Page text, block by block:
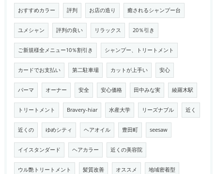
おすすめカラー 評判 お店の造り 癒されるシャンプー台
ユメシャン 評判の良い リラックス 20％引き
ご新規様全メニュー10％割引き シャンプー、トリートメント
カードでお支払い 第二駐車場 カットが上手い 安心
パーマ オーナー 安全 安心価格 田中みな実 綾羅木駅
トリートメント Bravery-hiar 水産大学 リーズナブル 近く
近くの ゆめシティ ヘアオイル 豊田町 seesaw
イイスタンダード ヘアカラー 近くの美容院
ウル艶トリートメント 髪質改善 オススメ 地域密着型